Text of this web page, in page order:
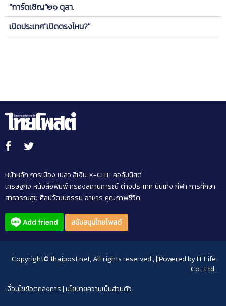
"การ์ดเชิญ"๒๑ ตุลา.
เปิดประเทศ"เปิดตรงไหน?"
หน้าหลัก การเมือง เปลว สีเงิน X-CITE คอลัมนิสต์
เศรษฐกิจ หนังสือพิมพ์กรองสถานการณ์ต่างประเทศบันเทิง กีฬา การศึกษา
สาธารณสุข ศิลปวัฒนธรรม อาหาร คุณภาพชีวิต
สนับสนุนไทยโพสต์
Copyright© thaipost.net, All rights reserved., | Powered byIT Life
Co., Ltd.
เงื่อนไขข้อตกลงการ|นโยบายความเป็นส่วนตัว